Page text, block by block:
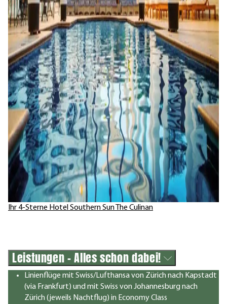
Ihr 4-Sterne Hotel Southern Sun The Culinan
Leistungen - Alles schon dabei!
Linienflüge mit Swiss/Lufthansa von Zürich nach Kapstadt
(via Frankfurt) und mit Swiss von Johannesburg nach
Zürich (jeweils Nachtflug) in Economy Class